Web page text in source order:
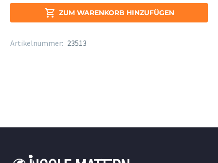
 ZUM WARENKORB HINZUFÜGEN
Artikelnummer: 23513